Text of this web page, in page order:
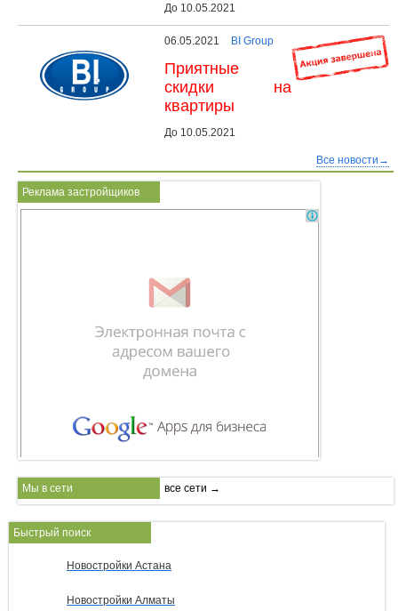
До 10.05.2021
06.05.2021 BI Group
Приятные
скидки на
квартиры
До 10.05.2021
Все новости→
Реклама застройщиков
Мы в сети все сети →
Быстрый поиск
Новостройки Астана
Новостройки Алматы